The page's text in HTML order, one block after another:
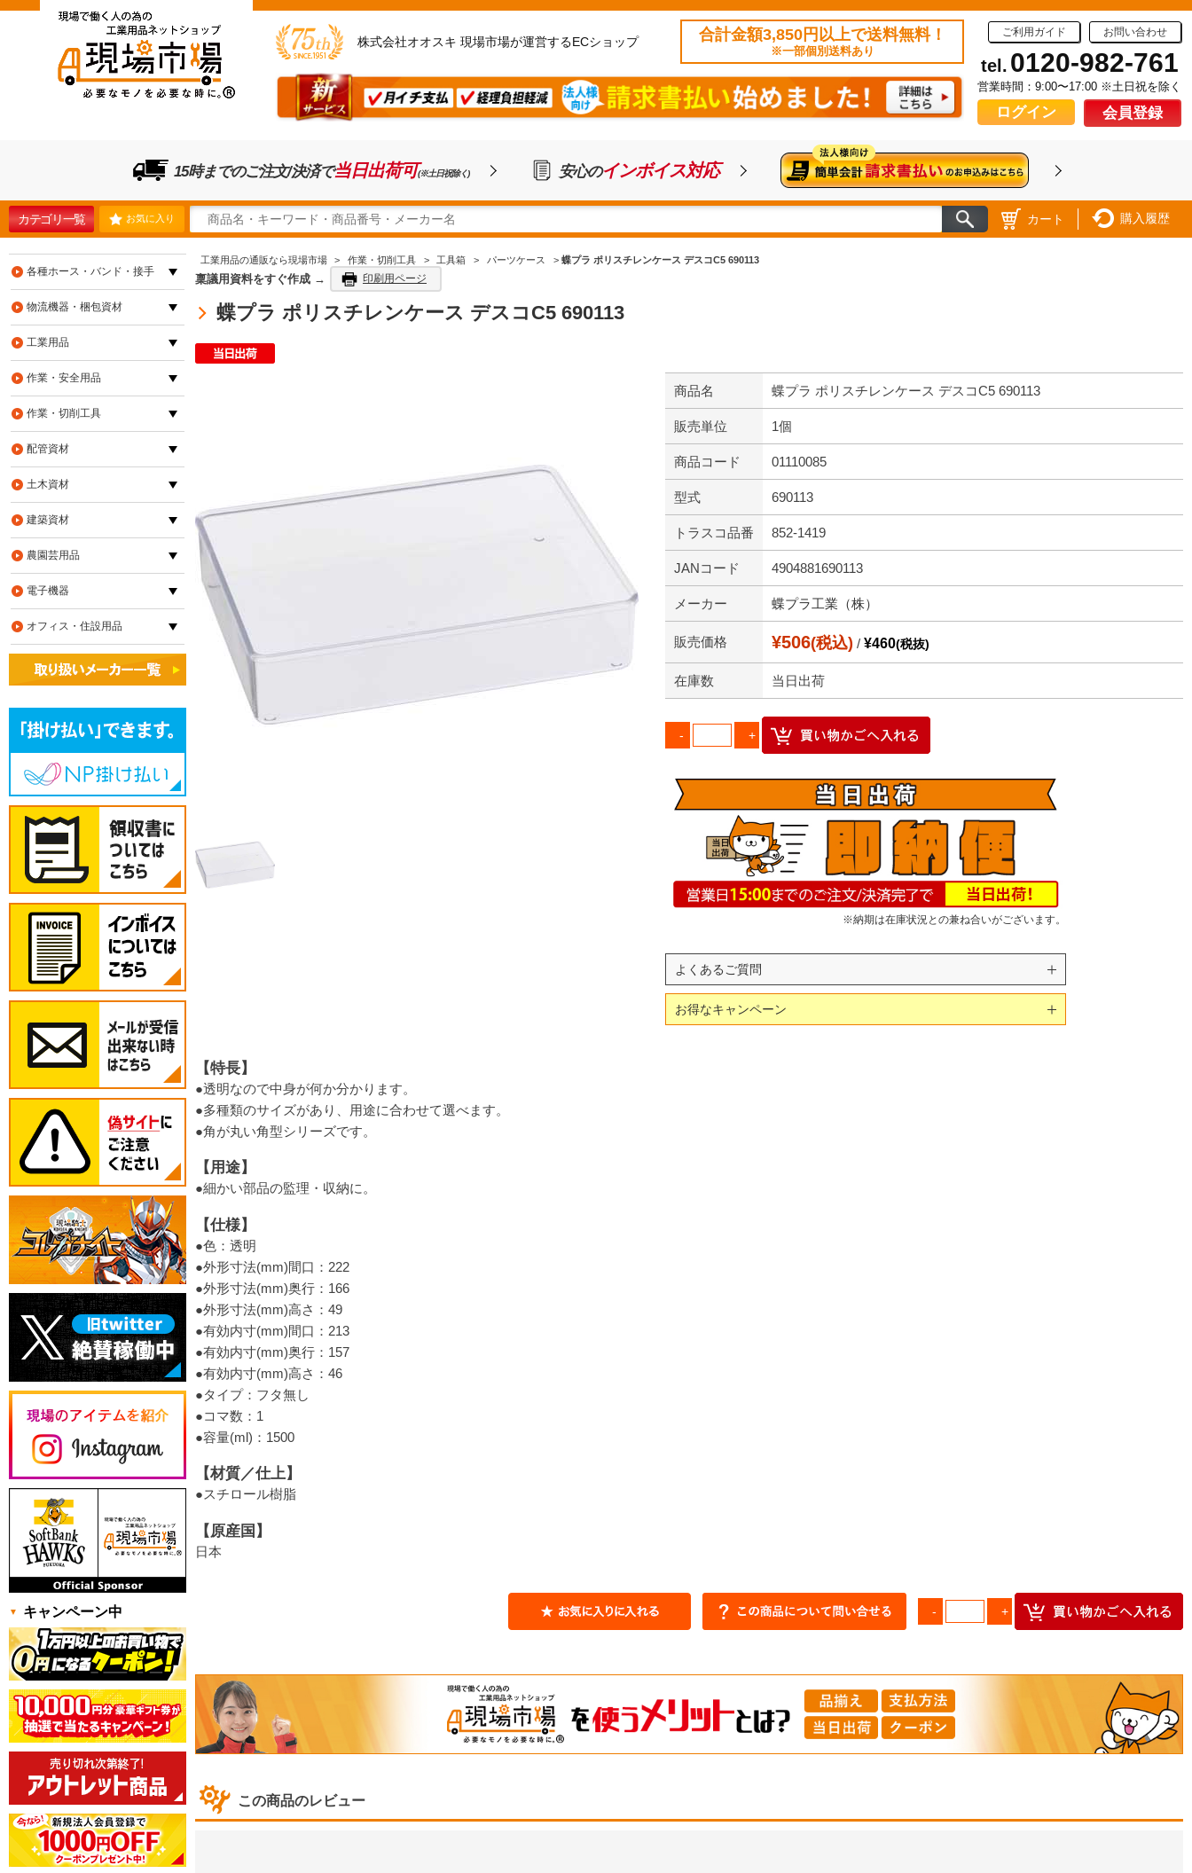
株式会社オオスキ 現場市場が運営するECショップ 合計金額3,850円以上で送料無料！
※一部個別送料あり
ご利用ガイド お問い合わせ
tel. 0120-982-761
営業時間：9:00〜17:00 ※土日祝を除く
ログイン 会員登録
15時までのご注文/決済で当日出荷可(※土日祝除く) 安心のインボイス対応
カテゴリ一覧 お気に入り カート 購入履歴
工業用品の通販なら現場市場 > 作業・切削工具 > 工具箱 > パーツケース > 蝶プラ ポリスチレンケース デスコC5 690113
稟議用資料をすぐ作成 → 印刷用ページ
蝶プラ ポリスチレンケース デスコC5 690113
商品名 蝶プラ ポリスチレンケース デスコC5 690113
販売単位 1個
商品コード 01110085
型式 690113
トラスコ品番 852-1419
JANコード 4904881690113
メーカー 蝶プラ工業（株）
販売価格 ¥506(税込) / ¥460(税抜)
在庫数 当日出荷
※納期は在庫状況との兼ね合いがございます。
よくあるご質問
お得なキャンペーン
【特長】
●透明なので中身が何か分かります。
●多種類のサイズがあり、用途に合わせて選べます。
●角が丸い角型シリーズです。
【用途】
●細かい部品の監理・収納に。
【仕様】
●色：透明
●外形寸法(mm)間口：222
●外形寸法(mm)奥行：166
●外形寸法(mm)高さ：49
●有効内寸(mm)間口：213
●有効内寸(mm)奥行：157
●有効内寸(mm)高さ：46
●タイプ：フタ無し
●コマ数：1
●容量(ml)：1500
【材質／仕上】
●スチロール樹脂
【原産国】
日本
この商品のレビュー
各種ホース・バンド・接手
物流機器・梱包資材
工業用品
作業・安全用品
作業・切削工具
配管資材
土木資材
建築資材
農園芸用品
電子機器
オフィス・住設用品
キャンペーン中